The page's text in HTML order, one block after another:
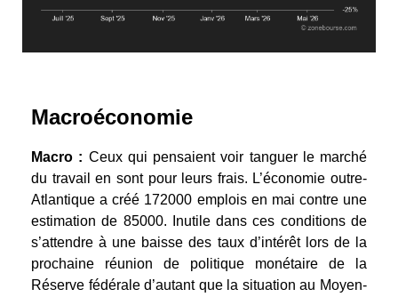
Macroéconomie
Macro : Ceux qui pensaient voir tanguer le marché
du travail en sont pour leurs frais. L’économie outre-
Atlantique a créé 172000 emplois en mai contre une
estimation de 85000. Inutile dans ces conditions de
s’attendre à une baisse des taux d’intérêt lors de la
prochaine réunion de politique monétaire de la
Réserve fédérale d’autant que la situation au Moyen-